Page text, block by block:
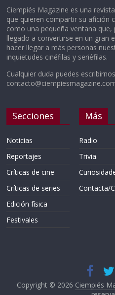
Ciempiés Magazine es una
que quieren compartir su afición
como una pequeña ventana
llegado a convertirse en un gran
hacer llegar a más personas
inquietudes cinéfilas y seriéfilas.
Cualquier duda puedes
Secciones
Noticias
Reportajes
Críticas de cine
Críticas de series
Edición física
Festivales
Más
Radio
Trivia
Contacta/
Copyright © 2026 Ciempiés